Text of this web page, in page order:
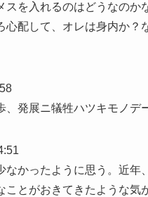
スを入れるのはどうなの
心配して、オレは身内か
発展ニ犠牲ハツキモノデ
なかったように思う。近
とがおきてきたような気